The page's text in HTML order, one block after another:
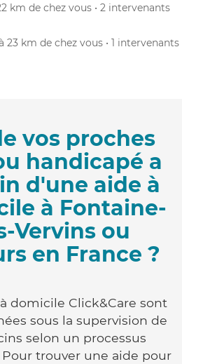
km de chez vous • 2 intervenants
à 23 km de chez vous • 1 intervenants
vos proches
handicapé a
d'une aide à
à Fontaine-
Vervins ou
en France ?
domicile Click&Care sont
sous la supervision de
selon un processus
trouver une aide pour